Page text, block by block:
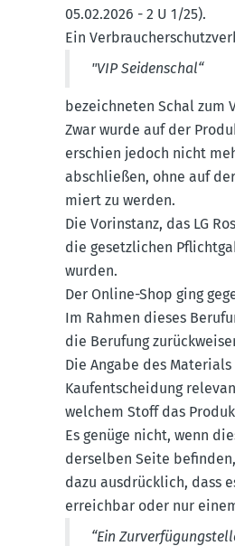
05.02.2026 - 2 U 1/25).
Ein
"VIP Seiden­schal“
bezeich­neten Schal zum
Zwar wurde auf der
erschien jedoch nicht
abschließen, ohne auf
miert zu werden.
Die Vorin­stanz, das LG
die gesetz­lichen
wurden.
Der Online-Shop ging
Im Rahmen dieses
die Berufung
Die Angabe des
Kaufent­scheidung
welchem Stoff das
Es genüge nicht, wenn
derselben Seite
dazu ausdrücklich, dass
erreichbar oder nur
“Ein